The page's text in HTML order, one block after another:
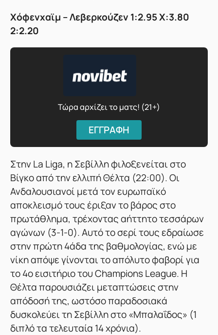
Χόφενχαϊμ – Λεβερκούζεν 1:2.95 X:3.80
2:2.20
Τώρα αρχίζει το ματς! (21+)
ΕΓΓΡΑΦΗ
Στην La Liga, η Σεβίλλη φιλοξενείται στο
Βίγκο από την ελλιπή Θέλτα (22:00). Οι
Ανδαλουσιανοί μετά τον ευρωπαϊκό
αποκλεισμό τους έριξαν το βάρος στο
πρωτάθλημα, τρέχοντας αήττητο τεσσάρων
αγώνων (3-1-0). Αυτό το σερί τους εδραίωσε
στην πρώτη 4άδα της βαθμολογίας, ενώ με
νίκη απόψε γίνονται το απόλυτο φαβορί για
το 4ο εισιτήριο του Champions League. Η
Θέλτα παρουσιάζει μεταπτώσεις στην
απόδοσή της, ωστόσο παραδοσιακά
δυσκολεύει τη Σεβίλλη στο «Μπαλαΐδος» (1
διπλό τα τελευταία 14 χρόνια).